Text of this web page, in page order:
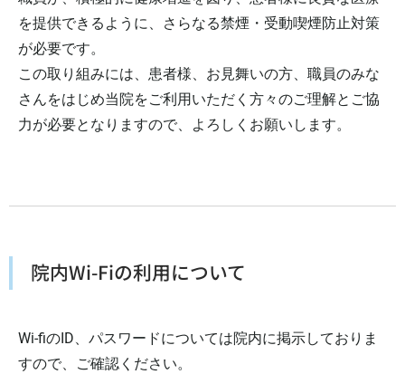
を提供できるように、さらなる禁煙・受動喫煙防止対策
が必要です。
この取り組みには、患者様、お見舞いの方、職員のみな
さんをはじめ当院をご利用いただく方々のご理解とご協
力が必要となりますので、よろしくお願いします。
院内Wi-Fiの利用について
Wi-fiのID、パスワードについては院内に掲示しておりま
すので、ご確認ください。